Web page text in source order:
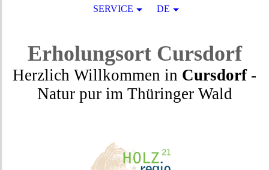
ErholungsortCursdorf
Herzlich Willkommen in Cursdorf-
Natur purim Thüringer Wald
SERVICE DE